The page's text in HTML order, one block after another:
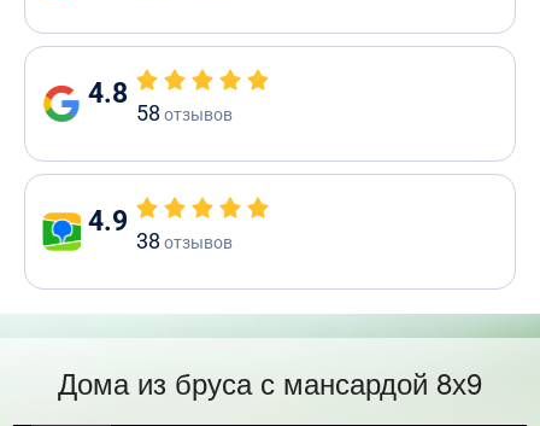
4.8
58 отзывов
4.9
38 отзывов
Дома из бруса с мансардой 8х9